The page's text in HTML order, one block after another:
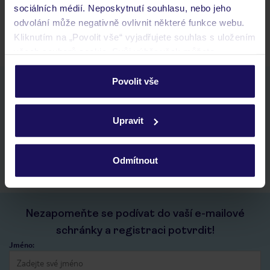
sociálních médií. Neposkytnutí souhlasu, nebo jeho
odvolání může negativně ovlivnit některé funkce webu.
Kliknutím na „Povolit vše“ vyjadřujete souhlas s uložením
personalizovat v sekci „Personalizace“.
Podrobné informace o souborech cookie naleznete v
ochrany osobních údajů.
Povolit vše
Upravit
Odmítnout
Zobrazit další
Stáhněte si bezplatnou aplikaci TUI
rychlé vyhledávání a prohlížení nabídek
seznam oblíbených nabídek a možnost jejich sdílení
kontakt s TUI a všechny informace o tvé rezervaci v myTUI
Nezapomeňte se podívat do vaší e-mailové
schránky a registraci potvrdit!
Jméno: